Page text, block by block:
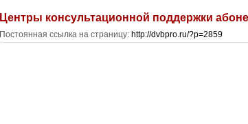
Центры консультационной поддержки
Постоянная ссылка на страницу: http://dvbpro.ru/?p=2859